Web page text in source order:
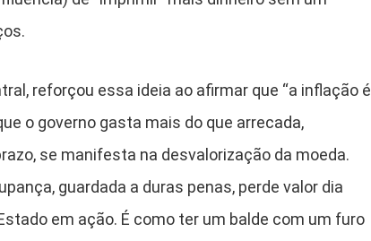
reforçou essa ideia ao afirmar que “a inflação é
o governo gasta mais do que arrecada,
se manifesta na desvalorização da moeda.
guardada a duras penas, perde valor dia
em ação. É como ter um balde com um furo